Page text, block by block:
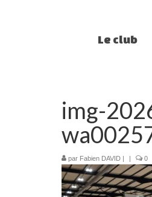
Le club
img-
par Fabien DAVID | | 0